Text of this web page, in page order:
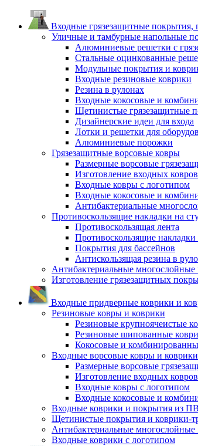
Входные грязезащитные покрытия,
Уличные и тамбурные напольные
Алюминиевые решетки с
Стальные оцинкованные
Модульные покрытия и
Входные резиновые коврики
Резина в рулонах
Входные кокосовые и
Щетинистые грязезащитные
Дизайнерские идеи для входа
Лотки и решетки для
Алюминиевые порожки
Грязезащитные ворсовые ковры
Размерные ворсовые
Изготовление входных
Входные ковры с логотипом
Входные кокосовые и
Антибактериальные
Противоскользящие накладки на
Противоскользящая лента
Противоскользящие
Покрытия для бассейнов
Антискользящая резина в
Антибактериальные многослойные
Изготовление грязезащитных
Входные придверные коврики и
Резиновые ковры и коврики
Резиновые крупноячеистые
Резиновые шипованные
Кокосовые и
Входные ворсовые ковры и коврики
Размерные ворсовые
Изготовление входных
Входные ковры с логотипом
Входные кокосовые и
Входные коврики и покрытия из
Щетинистые покрытия и коврики-
Антибактериальные многослойные
Входные коврики с логотипом